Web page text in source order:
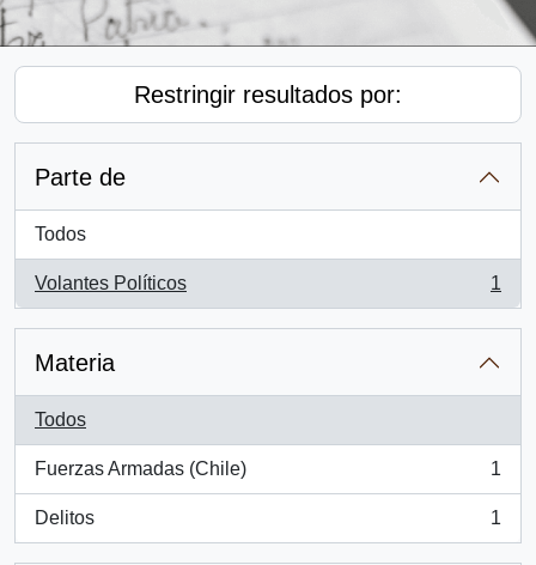
Restringir resultados por:
Parte de
Todos
Volantes Políticos
, 1 resultados
1
Materia
Todos
Fuerzas Armadas (Chile)
, 1 resultados
1
Delitos
, 1 resultados
1